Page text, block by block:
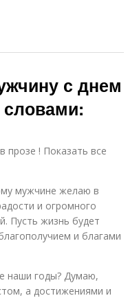
с днем
прозе ! Показать все
мужчине желаю в
и огромного
Пусть жизнь будет
и благами
наши годы? Думаю,
а достижениями и